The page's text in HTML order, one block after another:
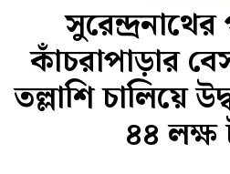
কাঁচরাপাড়ার
তল্লাশি চালিয়ে
৪৪ লক্ষ